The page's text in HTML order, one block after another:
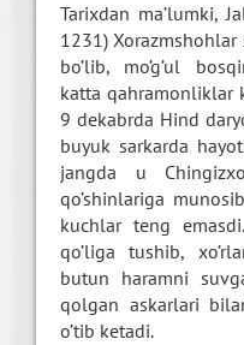
Tarixdan ma’lumki,
1231)
bo’lib, mo’g’ul
katta qahramonliklar
9 dekabrda Hind
buyuk sarkarda
jangda u
qo’shinlariga
kuchlar teng
qo’liga tushib,
butun haramni
qolgan askarlari
o’tib ketadi.